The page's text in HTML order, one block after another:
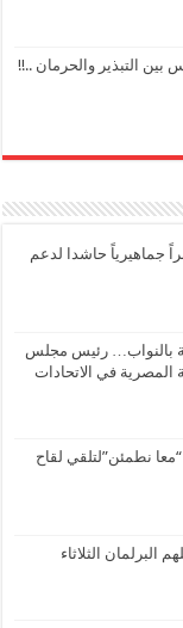
التبذير والحرمان ..!!
جماهيرياً حاشدا لدعم
بالنواب… رئيس مجلس
المصرية في الاتحادات
نطمئن”لتلقي لقاح
يستقبلهم البرلمان الثلاثاء